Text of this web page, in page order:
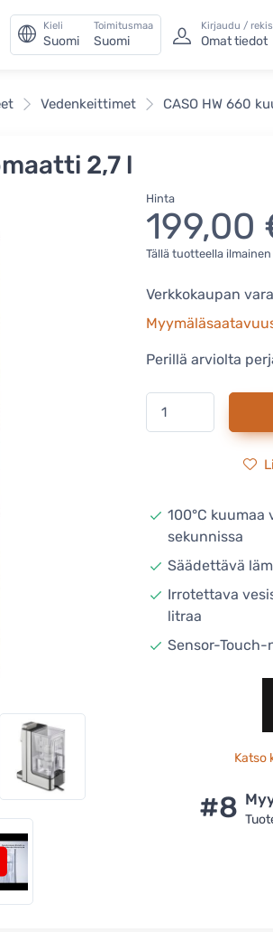
Kieli
Suomi
Toimitusmaa
Suomi
Kirjaudu /
Omat tiedot
Vedenkeittimet CASO HW 660
2,7 l
Hinta
199,00
Tällä tuotteella
Verkkokaupan
Perillä arviolta
100°C
sekunnissa
Säädettävä
Irrotettava
litraa
Sensor-
Katso
#8